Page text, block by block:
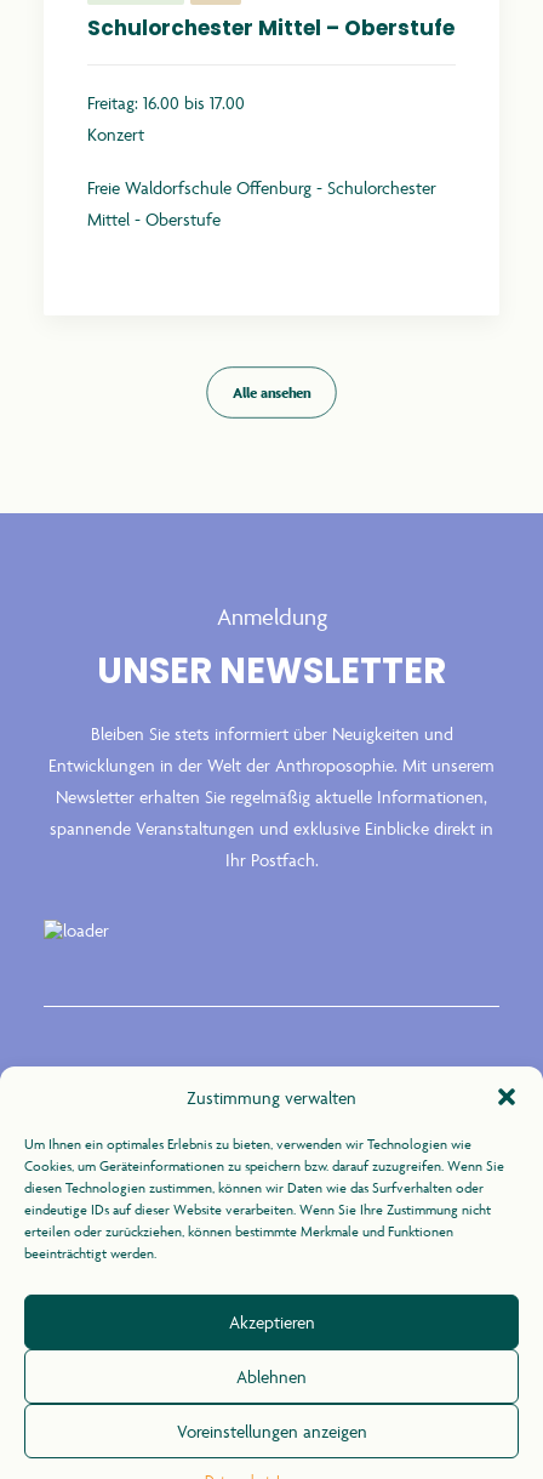
Zustimmung verwalten
Um Ihnen ein optimales Erlebnis zu bieten, verwenden wir Technologien wie
Cookies, um Geräteinformationen zu speichern bzw. darauf zuzugreifen. Wenn Sie
diesen Technologien zustimmen, können wir Daten wie das Surfverhalten oder
eindeutige IDs auf dieser Website verarbeiten. Wenn Sie Ihre Zustimmung nicht
erteilen oder zurückziehen, können bestimmte Merkmale und Funktionen
beeinträchtigt werden.
Akzeptieren
Ablehnen
Voreinstellungen anzeigen
Schulorchester Mittel – Oberstufe
Freitag: 16.00 bis 17.00
Konzert
Freie Waldorfschule Offenburg - Schulorchester
Mittel - Oberstufe
Alle ansehen
Anmeldung
UNSER NEWSLETTER
Bleiben Sie stets informiert über Neuigkeiten und
Entwicklungen in der Welt der Anthroposophie. Mit unserem
Newsletter erhalten Sie regelmäßig aktuelle Informationen,
spannende Veranstaltungen und exklusive Einblicke direkt in
Ihr Postfach.
Zur Uhlandshöhe 10
70188 Stuttgart
+49 (0)711 / 164 31 -21